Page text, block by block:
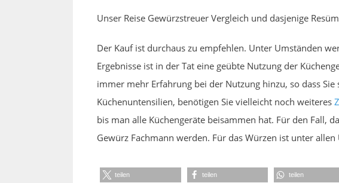
Unser Reise Gewürzstreuer Vergleich und dasjenige
Der Kauf ist durchaus zu empfehlen. Unter Umständen
Ergebnisse ist in der Tat eine geübte Nutzung der
immer mehr Erfahrung bei der Nutzung hinzu, so dass
Küchenuntensilien, benötigen Sie vielleicht noch weiteres
bis man alle Küchengeräte beisammen hat. Für den Fall,
Gewürz Fachmann werden. Für das Würzen ist unter
teilen teilen teilen